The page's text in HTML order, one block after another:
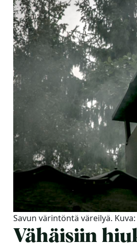
Savun värintöntä väreilyä.
Vähäisiin